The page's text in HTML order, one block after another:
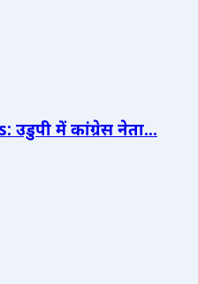
में कांग्रेस नेता...